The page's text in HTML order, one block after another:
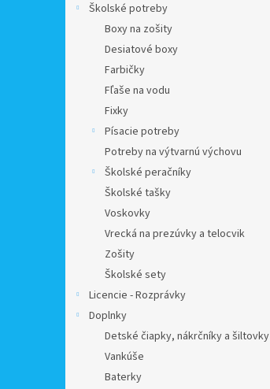
Školské potreby
Boxy na zošity
Desiatové boxy
Farbičky
Fľaše na vodu
Fixky
Písacie potreby
Potreby na výtvarnú výchovu
Školské peračníky
Školské tašky
Voskovky
Vrecká na prezúvky a telocvik
Zošity
Školské sety
Licencie - Rozprávky
Doplnky
Detské čiapky, nákrčníky a šiltovky
Vankúše
Baterky